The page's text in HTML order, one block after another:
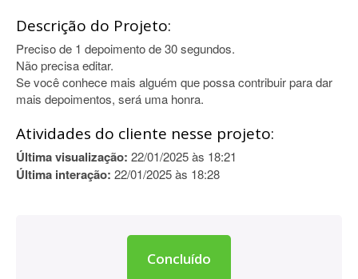
Descrição do Projeto:
Preciso de 1 depoimento de 30 segundos.
Não precisa editar.
Se você conhece mais alguém que possa contribuir para dar
mais depoimentos, será uma honra.
Atividades do cliente nesse projeto:
Última visualização: 22/01/2025 às 18:21
Última interação: 22/01/2025 às 18:28
Concluído